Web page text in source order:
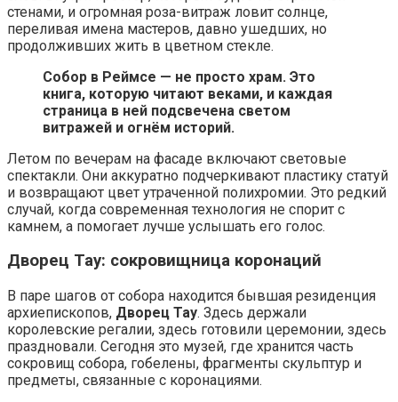
стенами, и огромная роза-витраж ловит солнце,
переливая имена мастеров, давно ушедших, но
продолживших жить в цветном стекле.
Собор в Реймсе — не просто храм. Это
книга, которую читают веками, и каждая
страница в ней подсвечена светом
витражей и огнём историй.
Летом по вечерам на фасаде включают световые
спектакли. Они аккуратно подчеркивают пластику статуй
и возвращают цвет утраченной полихромии. Это редкий
случай, когда современная технология не спорит с
камнем, а помогает лучше услышать его голос.
Дворец Тау: сокровищница коронаций
В паре шагов от собора находится бывшая резиденция
архиепископов, Дворец Тау. Здесь держали
королевские регалии, здесь готовили церемонии, здесь
праздновали. Сегодня это музей, где хранится часть
сокровищ собора, гобелены, фрагменты скульптур и
предметы, связанные с коронациями.